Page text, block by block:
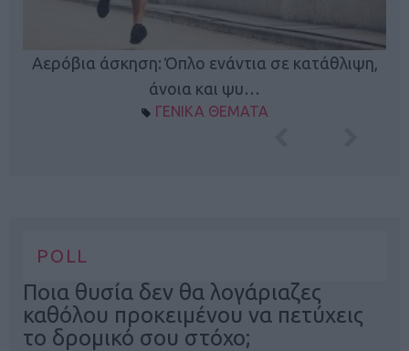
Αερόβια άσκηση: Όπλο ενάντια σε κατάθλιψη,
άνοια και ψυ…
ΓΕΝΙΚΑ ΘΕΜΑΤΑ
POLL
Ποια θυσία δεν θα λογάριαζες
καθόλου προκειμένου να πετύχεις
το δρομικό σου στόχο;